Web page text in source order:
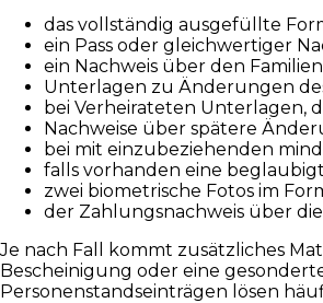
das vollständig ausgefüllte
ein Pass oder gleichwertiger
ein Nachweis über den
Unterlagen zu Änderungen
bei Verheirateten Unterlagen,
Nachweise über spätere
bei mit einzubeziehenden
falls vorhanden eine
zwei biometrische Fotos im
der Zahlungsnachweis über
Je nach Fall kommt zusätzliches
Bescheinigung oder eine
Personenstandseinträgen lösen